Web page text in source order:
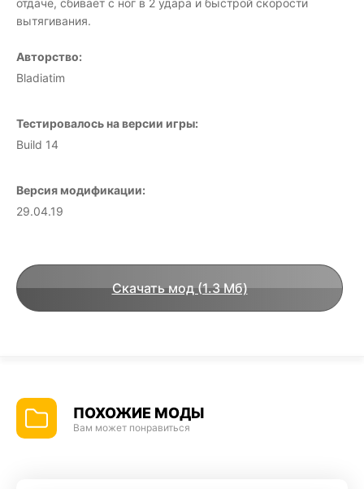
отдаче, сбивает с ног в 2 удара и быстрой скорости
вытягивания.
Авторство:
Bladiatim
Тестировалось на версии игры:
Build 14
Версия модификации:
29.04.19
Скачать мод (1.3 Мб)
ПОХОЖИЕ МОДЫ
Вам может понравиться